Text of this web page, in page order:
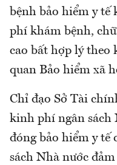
bệnh bảo hiểm y tế
phí khám bệnh,
cao bất hợp lý theo
quan Bảo hiểm xã
Chỉ đạo Sở Tài
kinh phí ngân sách
đóng bảo hiểm y tế
sách Nhà nước